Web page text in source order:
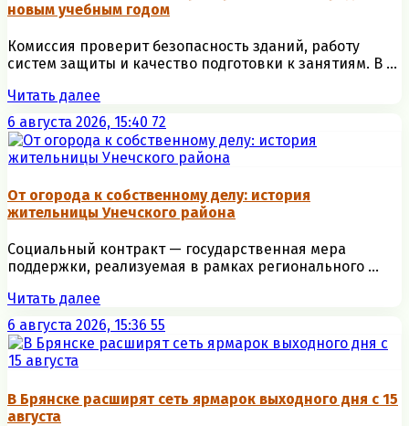
новым учебным годом
Комиссия проверит безопасность зданий, работу
систем защиты и качество подготовки к занятиям. В ...
Читать далее
6 августа 2026, 15:40 72
От огорода к собственному делу: история
жительницы Унечского района
Социальный контракт — государственная мера
поддержки, реализуемая в рамках регионального ...
Читать далее
6 августа 2026, 15:36 55
В Брянске расширят сеть ярмарок выходного дня с 15
августа